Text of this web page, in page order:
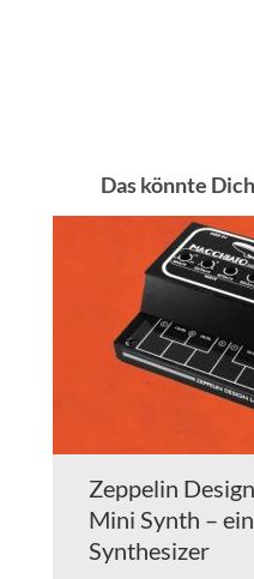
Das könnte
Zeppelin
Mini Synth –
Synthesizer